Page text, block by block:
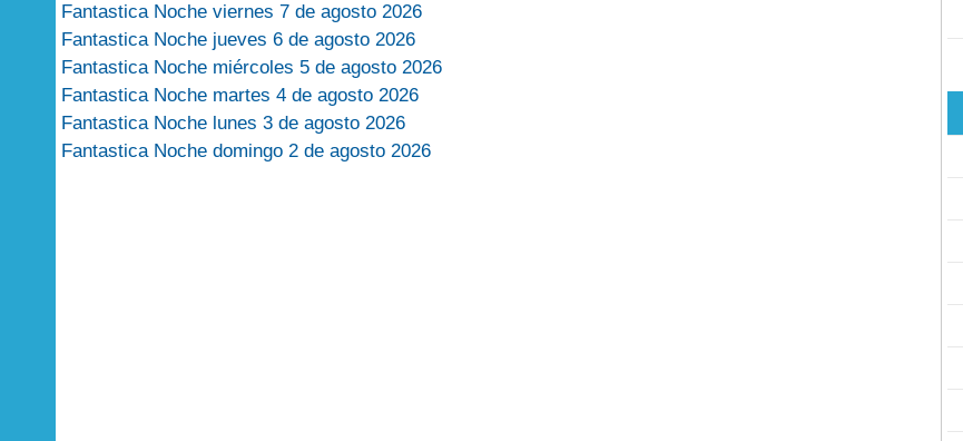
Fantastica Noche viernes 7 de agosto 2026
Fantastica Noche jueves 6 de agosto 2026
Fantastica Noche miércoles 5 de agosto 2026
Fantastica Noche martes 4 de agosto 2026
Fantastica Noche lunes 3 de agosto 2026
Fantastica Noche domingo 2 de agosto 2026